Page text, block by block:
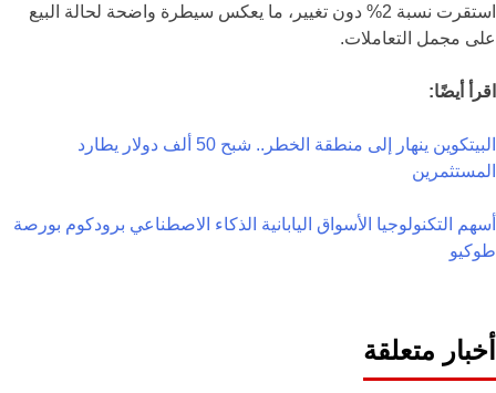
استقرت نسبة 2% دون تغيير، ما يعكس سيطرة واضحة لحالة البيع
على مجمل التعاملات.
اقرأ أيضًا:
البيتكوين ينهار إلى منطقة الخطر.. شبح 50 ألف دولار يطارد
المستثمرين
أسهم التكنولوجيا الأسواق اليابانية الذكاء الاصطناعي برودكوم بورصة
طوكيو
أخبار متعلقة